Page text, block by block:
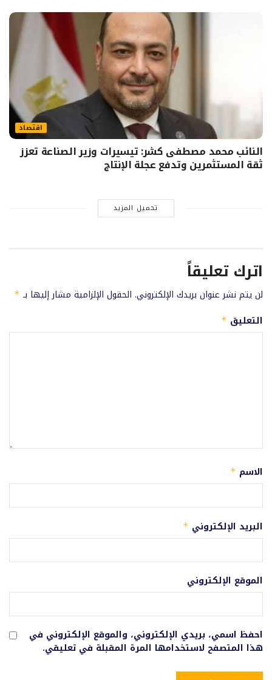
اقتصاد
النائب محمد مصطفى كشر: تيسيرات وزير الصناعة تعزز
ثقة المستثمرين وتدفع عجلة الإنتاج
تحميل المزيد
اترك تعليقاً
لن يتم نشر عنوان بريدك الإلكتروني. الحقول الإلزامية مشار إليها بـ *
التعليق *
الاسم *
البريد الإلكتروني *
الموقع الإلكتروني
احفظ اسمي، بريدي الإلكتروني، والموقع الإلكتروني في
هذا المتصفح لاستخدامها المرة المقبلة في تعليقي.